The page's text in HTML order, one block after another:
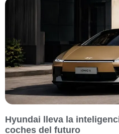
Hyundai lleva la
coches del futuro